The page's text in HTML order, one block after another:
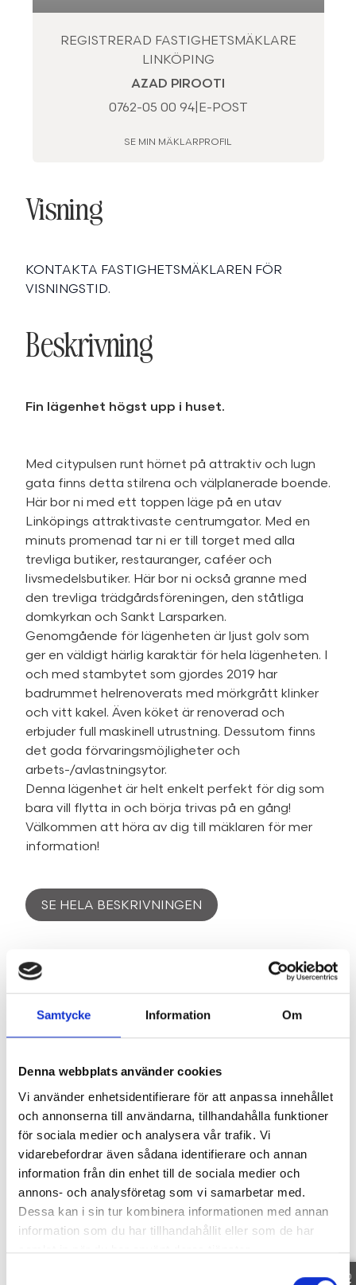
Samtycke Information Om
Denna webbplats använder cookies
Vi använder enhetsidentifierare för att anpassa innehållet
och annonserna till användarna, tillhandahålla funktioner
för sociala medier och analysera vår trafik. Vi
vidarebefordrar även sådana identifierare och annan
information från din enhet till de sociala medier och
annons- och analysföretag som vi samarbetar med.
Dessa kan i sin tur kombinera informationen med annan
information som du har tillhandahållit eller som de har
samlat in när du har använt deras tjänster.
REGISTRERAD FASTIGHETSMÄKLARE
LINKÖPING
AZAD PIROOTI
0762-05 00 94| E-POST
SE MIN MÄKLARPROFIL
Visning
KONTAKTA FASTIGHETSMÄKLAREN FÖR
VISNINGSTID.
Beskrivning
Fin lägenhet högst upp i huset.
Med citypulsen runt hörnet på attraktiv och lugn
gata finns detta stilrena och välplanerade boende.
Här bor ni med ett toppen läge på en utav
Linköpings attraktivaste centrumgator. Med en
minuts promenad tar ni er till torget med alla
trevliga butiker, restauranger, caféer och
livsmedelsbutiker. Här bor ni också granne med
den trevliga trädgårdsföreningen, den ståtliga
domkyrkan och Sankt Larsparken.
Genomgående för lägenheten är ljust golv som
ger en väldigt härlig karaktär för hela lägenheten. I
och med stambytet som gjordes 2019 har
badrummet helrenoverats med mörkgrått klinker
och vitt kakel. Även köket är renoverad och
erbjuder full maskinell utrustning. Dessutom finns
det goda förvaringsmöjligheter och
arbets-/avlastningsytor.
Denna lägenhet är helt enkelt perfekt för dig som
bara vill flytta in och börja trivas på en gång!
Välkommen att höra av dig till mäklaren för mer
information!
SE HELA BESKRIVNINGEN
Fakta
SE FAKTA
Föreningen
SE INFORMATION
Dokument